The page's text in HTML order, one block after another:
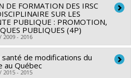
(ROH) Subvention de
programmatiques pour santé
, Robert Choiniere
de recherche du Québec -
(AC) Actions concertées -
,Andrée Demers,Lise
France Raynault,Jennifer
de recherche en santé du
FORMATION DES IRSC
SUR LES
PUBLIQUE : PROMOTION,
PUBLIQUES (4P)
- 2016
,Andrée Demers
de modifications du
au Québec
- 2015